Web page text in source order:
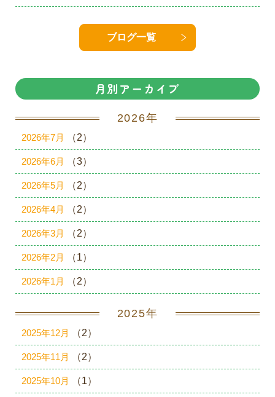
ブログ一覧
月別アーカイブ
2026年
2026年7月 （2）
2026年6月 （3）
2026年5月 （2）
2026年4月 （2）
2026年3月 （2）
2026年2月 （1）
2026年1月 （2）
2025年
2025年12月 （2）
2025年11月 （2）
2025年10月 （1）